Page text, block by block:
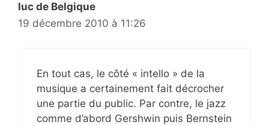
luc de Belgique
19 décembre 2010 à 11:26
En tout cas, le côté « intello » de la
musique a certainement fait décrocher
une partie du public. Par contre, le jazz
comme d’abord Gershwin puis Bernstein